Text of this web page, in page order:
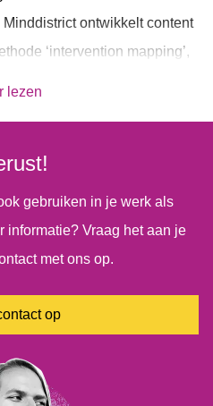
ontwikkelt content
‘intervention mapping’,
en persuasive
mapping methode?
mapping
lezen
gebruiken in je werk als
informatie? Vraag het aan je
met ons op.
op